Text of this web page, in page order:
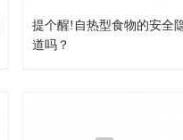
提个醒!自热型食物的安全
道吗？